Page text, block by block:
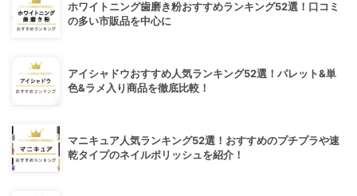
ホワイトニング歯磨き粉おすすめランキング52選！口コミ
の多い市販品を中心に
アイシャドウおすすめ人気ランキング52選！パレット&単
色&ラメ入り商品を徹底比較！
マニキュア人気ランキング52選！おすすめのプチプラや速
乾タイプのネイルポリッシュを紹介！